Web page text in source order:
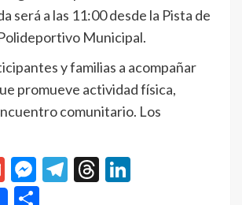
será a las 11:00 desde la Pista de
Municipal.
y familias a acompañar
promueve actividad física,
comunitario. Los
GmailMessenger
Telegram
Threads